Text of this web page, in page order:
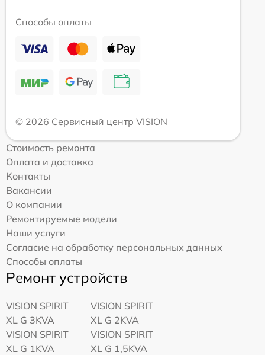
Способы оплаты
© 2026 Сервисный центр VISION
Стоимость ремонта
Оплата и доставка
Контакты
Вакансии
О компании
Ремонтируемые модели
Наши услуги
Согласие на обработку персональных данных
Способы оплаты
Ремонт устройств
VISION SPIRIT
XL G 3KVA
VISION SPIRIT
XL G 2KVA
VISION SPIRIT
XL G 1KVA
VISION SPIRIT
XL G 1,5KVA